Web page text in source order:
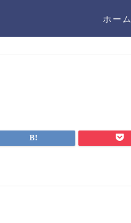
ホーム